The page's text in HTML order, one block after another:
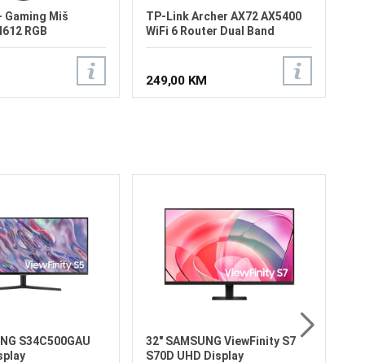
Gaming Miš
RGB
TP-Link Archer AX72 AX5400
WiFi 6 Router Dual Band
249,00 KM
S34C500GAU
32" SAMSUNG ViewFinity S7
S70D UHD Display